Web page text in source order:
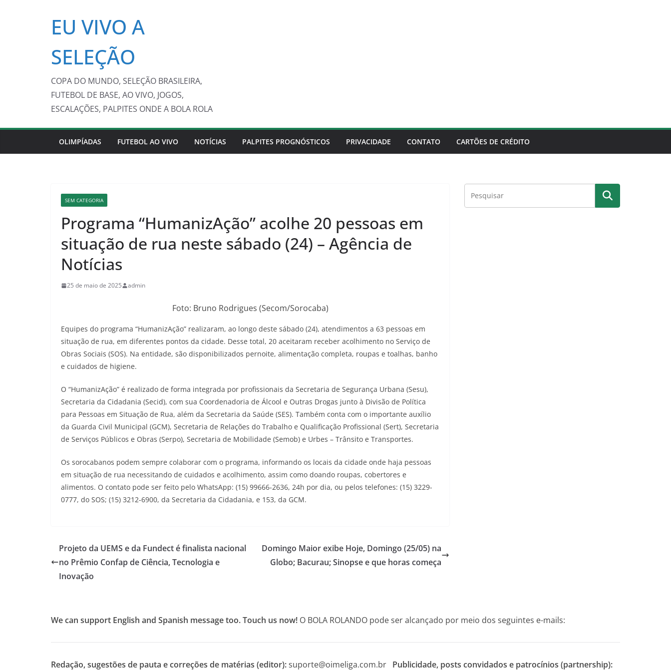
EU VIVO A
SELEÇÃO
COPA DO MUNDO, SELEÇÃO BRASILEIRA,
FUTEBOL DE BASE, AO VIVO, JOGOS,
ESCALAÇÕES, PALPITES ONDE A BOLA ROLA
OLIMPÍADAS FUTEBOL AO VIVO NOTÍCIAS PALPITES PROGNÓSTICOS PRIVACIDADE CONTATO CARTÕES DE CRÉDITO
SEM CATEGORIA
Programa “HumanizAção” acolhe 20 pessoas em
situação de rua neste sábado (24) – Agência de
Notícias
25 de maio de 2025 admin
Foto: Bruno Rodrigues (Secom/Sorocaba)
Equipes do programa “HumanizAção” realizaram, ao longo deste sábado (24), atendimentos a 63 pessoas em
situação de rua, em diferentes pontos da cidade. Desse total, 20 aceitaram receber acolhimento no Serviço de
Obras Sociais (SOS). Na entidade, são disponibilizados pernoite, alimentação completa, roupas e toalhas, banho
e cuidados de higiene.
O “HumanizAção” é realizado de forma integrada por profissionais da Secretaria de Segurança Urbana (Sesu),
Secretaria da Cidadania (Secid), com sua Coordenadoria de Álcool e Outras Drogas junto à Divisão de Política
para Pessoas em Situação de Rua, além da Secretaria da Saúde (SES). Também conta com o importante auxílio
da Guarda Civil Municipal (GCM), Secretaria de Relações do Trabalho e Qualificação Profissional (Sert), Secretaria
de Serviços Públicos e Obras (Serpo), Secretaria de Mobilidade (Semob) e Urbes – Trânsito e Transportes.
Os sorocabanos podem sempre colaborar com o programa, informando os locais da cidade onde haja pessoas
em situação de rua necessitando de cuidados e acolhimento, assim como doando roupas, cobertores e
alimentos. O contato pode ser feito pelo WhatsApp: (15) 99666-2636, 24h por dia, ou pelos telefones: (15) 3229-
0777, do SOS; (15) 3212-6900, da Secretaria da Cidadania, e 153, da GCM.
Projeto da UEMS e da Fundect é finalista nacional
no Prêmio Confap de Ciência, Tecnologia e
Inovação
Domingo Maior exibe Hoje, Domingo (25/05) na
Globo; Bacurau; Sinopse e que horas começa
We can support English and Spanish message too. Touch us now! O BOLA ROLANDO pode ser alcançado por meio dos seguintes e-mails:
Redação, sugestões de pauta e correções de matérias (editor):suporte@oimeliga.com.br Publicidade, posts convidados e patrocínios (partnership):